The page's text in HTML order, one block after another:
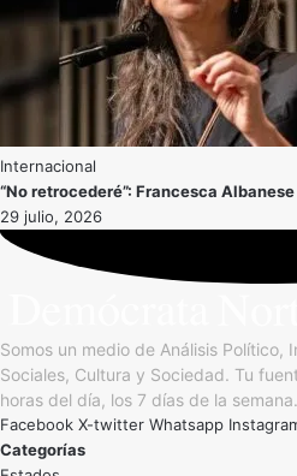
Internacional
“No retrocederé”: Francesca Albanese
29 julio, 2026
Somos un medio de Análisis Político,
Sociales, Cultura y Sociedad. Tu
horas del día, los 7 días de la semana.
Facebook X-twitter Whatsapp
Categorías